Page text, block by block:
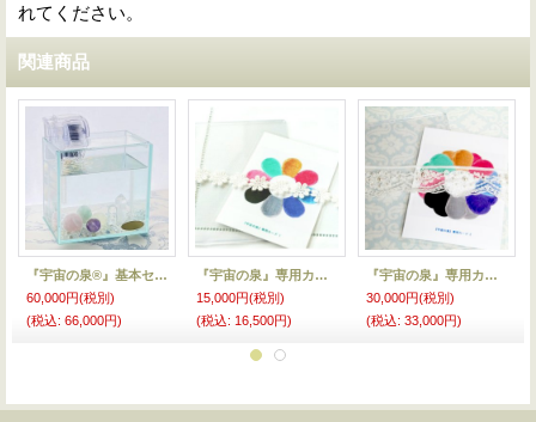
れてください。
関連商品
『宇宙の泉®』基本セット(M)
60,000円(税別)
(税込: 66,000円)
『宇宙の泉』専用カード1（M）
15,000円(税別)
(税込: 16,500円)
『宇宙の泉』専用カード2（M）
30,000円(税別)
(税込: 33,000円)